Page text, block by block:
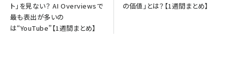
ト」を見ない？ AI Overviewsで
最も表出が多いの
は“YouTube”【1週間まとめ】
の価値」とは？【1週間まとめ】